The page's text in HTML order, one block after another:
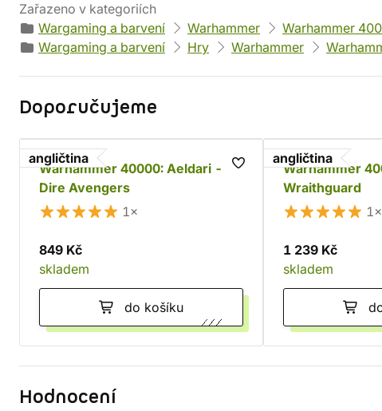
Zařazeno v kategoriích
Wargaming a barvení
Warhammer Warhammer
Wargaming a barvení
Hry Warhammer
Doporučujeme
angličtina
Warhammer 40000: Aeldari -
Dire Avengers
1×
849 Kč
skladem
do košíku
angličtina
Warhammer
Wraithguard
1×
1 239 Kč
skladem
Hodnocení